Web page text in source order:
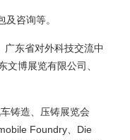
咨询等。
广东省对外科技交流中
文博展览有限公司、
铸造、压铸展览会
Foundry、Die